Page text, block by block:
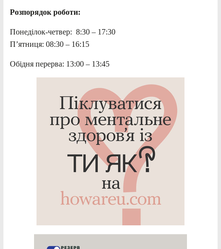
Розпорядок роботи:
Понеділок-четвер: 8:30 – 17:30
П’ятниця: 08:30 – 16:15
Обідня перерва: 13:00 – 13:45